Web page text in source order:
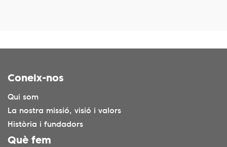
Coneix-nos
Qui som
La nostra missió, visió i valors
Història i fundadors
Què fem